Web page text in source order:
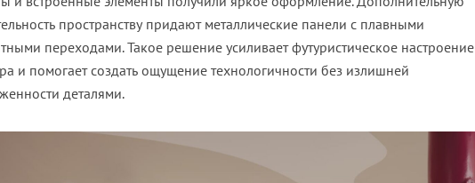
пространству придают металлические панели с плавными
переходами. Такое решение усиливает футуристическое настроение
и помогает создать ощущение технологичности без излишней
деталями.